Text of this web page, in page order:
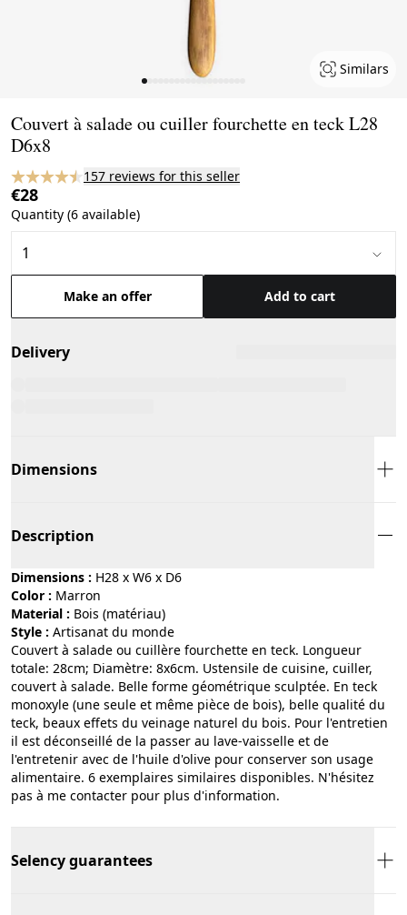
Similars
Couvert à salade ou cuiller fourchette en teck L28
D6x8
157 reviews for this seller
€28
Quantity (6 available)
Make an offer Add to cart
Delivery
Dimensions
Description
Dimensions : H28 x W6 x D6
Color :
marron
Material :
bois (matériau)
Style :
artisanat du monde
Couvert à salade ou cuillère fourchette en teck. Longueur
totale: 28cm; Diamètre: 8x6cm. Ustensile de cuisine, cuiller,
couvert à salade. Belle forme géométrique sculptée. En teck
monoxyle (une seule et même pièce de bois), belle qualité du
teck, beaux effets du veinage naturel du bois. Pour l'entretien
il est déconseillé de la passer au lave-vaisselle et de
l'entretenir avec de l'huile d'olive pour conserver son usage
alimentaire. 6 exemplaires similaires disponibles. N'hésitez
pas à me contacter pour plus d'information.
Selency guarantees